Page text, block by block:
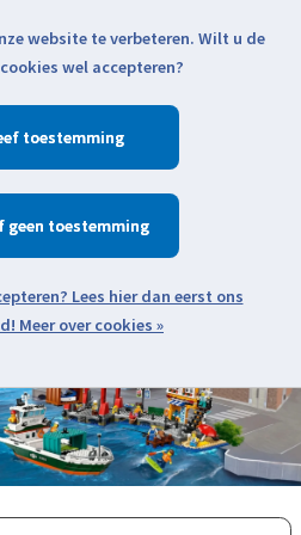
Verlanglijst
menu
website te verbeteren. Wilt u de
wel accepteren?
Meer over cookies »